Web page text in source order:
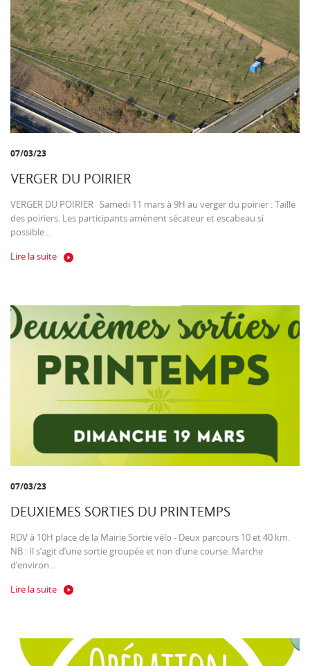
07/03/23
VERGER DU POIRIER
VERGER DU POIRIER Samedi 11 mars à 9H au verger du poirier : Taille
des poiriers. Les participants amènent sécateur et escabeau si
possible...
Lire la suite
07/03/23
DEUXIEMES SORTIES DU PRINTEMPS
RDV à 10H place de la Mairie Sortie vélo - Deux parcours 10 et 40 km.
NB : Il s’agit d’une sortie groupée et non d’une course. Marche
d’environ...
Lire la suite